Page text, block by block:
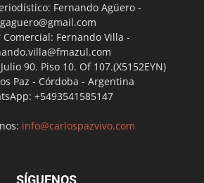
Fernando Agüero -
Fernando Villa -
90. Piso 10. Of 107.(X5152EYN)
Paz - Córdoba - Argentina
+5493541585147
info@carlospazvivo.com
SÍGUENOS